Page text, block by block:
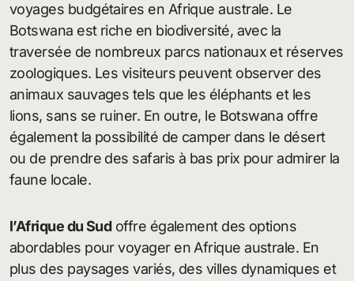
voyages budgétaires en Afrique australe. Le
Botswana est riche en biodiversité, avec la
traversée de nombreux parcs nationaux et réserves
zoologiques. Les visiteurs peuvent observer des
animaux sauvages tels que les éléphants et les
lions, sans se ruiner. En outre, le Botswana offre
également la possibilité de camper dans le désert
ou de prendre des safaris à bas prix pour admirer la
faune locale.
l’Afrique du Sudoffre également des options
abordables pour voyager en Afrique australe. En
plus des paysages variés, des villes dynamiques et